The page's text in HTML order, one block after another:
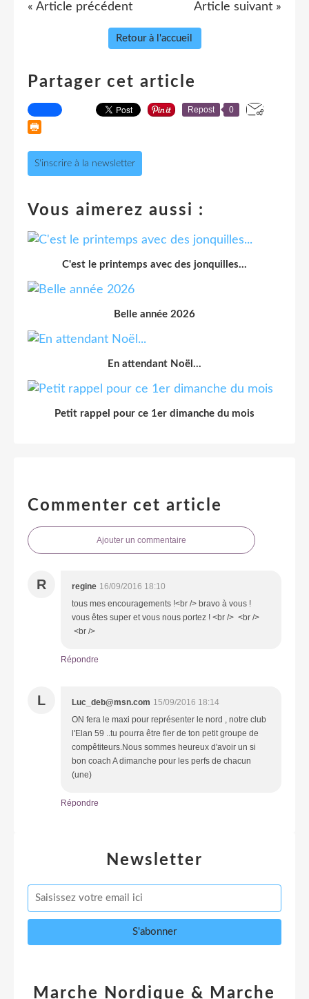
« Article précédent Article suivant »
Retour à l'accueil
Partager cet article
Repost 0
S'inscrire à la newsletter
Vous aimerez aussi :
C'est le printemps avec des jonquilles...
Belle année 2026
En attendant Noël...
Petit rappel pour ce 1er dimanche du mois
Commenter cet article
Ajouter un commentaire
R regine 16/09/2016 18:10
tous mes encouragements !<br /> bravo à vous !
vous êtes super et vous nous portez ! <br /> <br />
<br />
Répondre
L Luc_deb@msn.com 15/09/2016 18:14
ON fera le maxi pour représenter le nord , notre club
l'Elan 59 ..tu pourra être fier de ton petit groupe de
compêtiteurs.Nous sommes heureux d'avoir un si
bon coach A dimanche pour les perfs de chacun
(une)
Répondre
Newsletter
Marche Nordique & Marche